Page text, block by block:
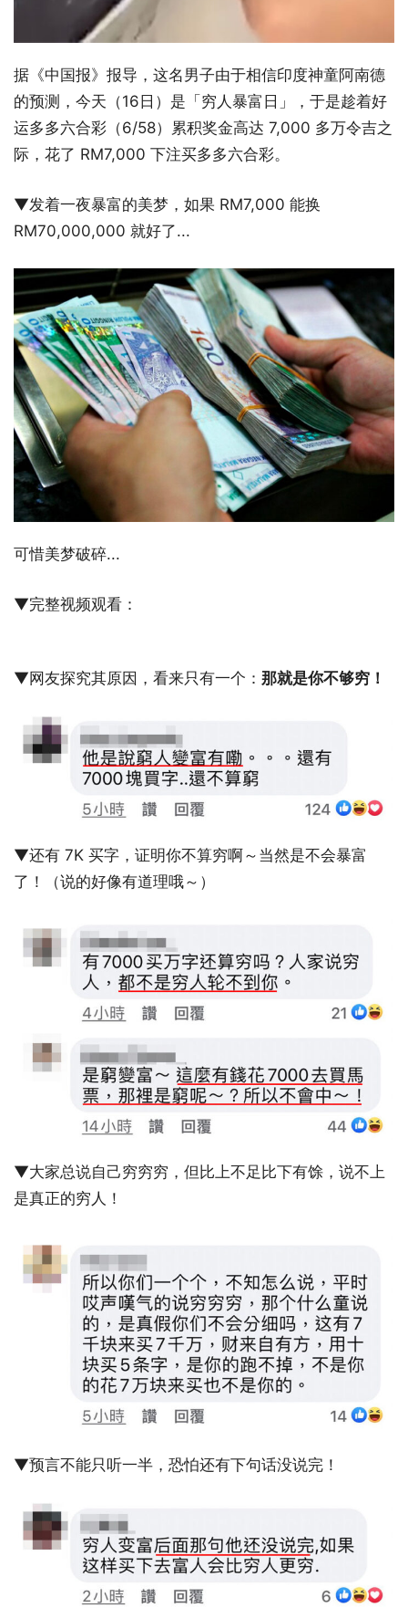
据《中国报》报导，这名男子由于相信印度神童阿南德
的预测，今天（16日）是「穷人暴富日」，于是趁着好
运多多六合彩（6/58）累积奖金高达 7,000 多万令吉之
际，花了 RM7,000 下注买多多六合彩。
▼发着一夜暴富的美梦，如果 RM7,000 能换
RM70,000,000 就好了...
可惜美梦破碎...
▼完整视频观看：
▼网友探究其原因，看来只有一个： 那就是你不够穷！
▼还有 7K 买字，证明你不算穷啊～当然是不会暴富
了！（说的好像有道理哦～）
▼大家总说自己穷穷穷，但比上不足比下有馀，说不上
是真正的穷人！
▼预言不能只听一半，恐怕还有下句话没说完！